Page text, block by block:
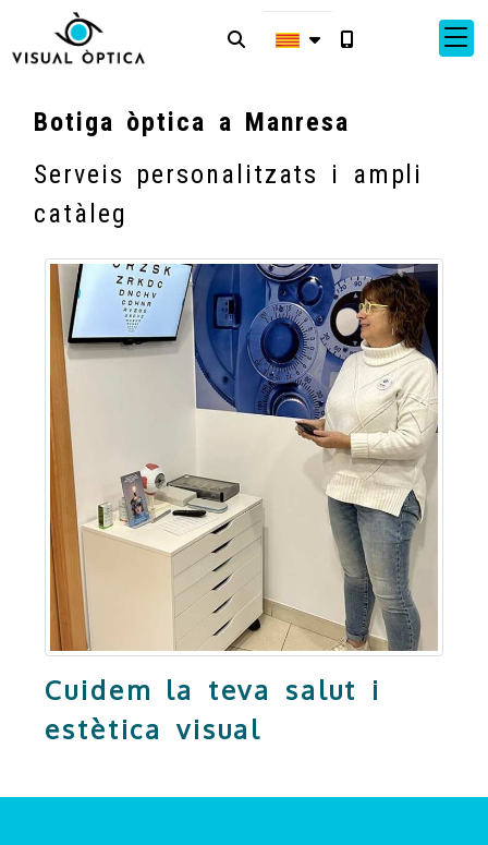
Botiga òptica a Manresa
Serveis personalitzats i ampli
catàleg
Cuidem la teva salut i
estètica visual